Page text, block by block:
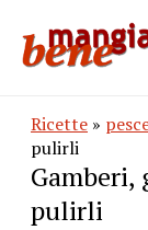
Ricette »
pulirli
Gamberi,
pulirli